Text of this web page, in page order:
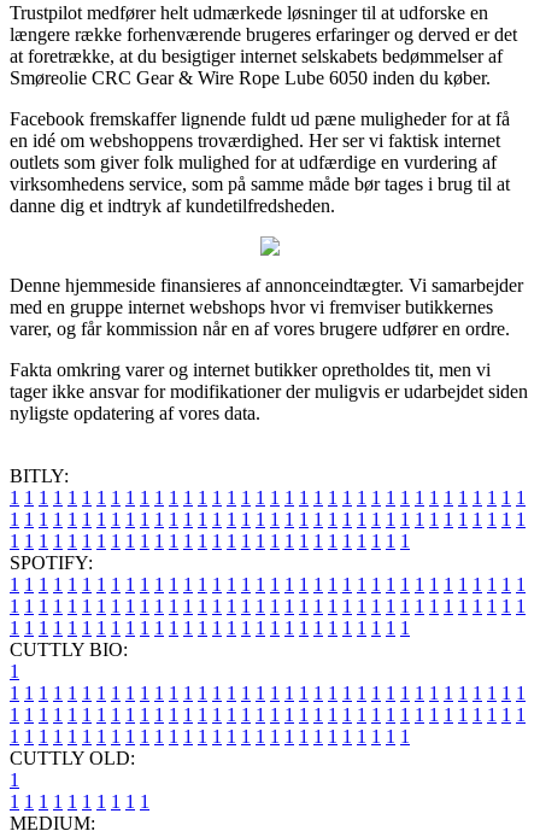
Trustpilot medfører helt udmærkede løsninger til at udforske en
længere række forhenværende brugeres erfaringer og derved er det
at foretrække, at du besigtiger internet selskabets bedømmelser af
Smøreolie CRC Gear & Wire Rope Lube 6050 inden du køber.
Facebook fremskaffer lignende fuldt ud pæne muligheder for at få
en idé om webshoppens troværdighed. Her ser vi faktisk internet
outlets som giver folk mulighed for at udfærdige en vurdering af
virksomhedens service, som på samme måde bør tages i brug til at
danne dig et indtryk af kundetilfredsheden.
Denne hjemmeside finansieres af annonceindtægter. Vi samarbejder
med en gruppe internet webshops hvor vi fremviser butikkernes
varer, og får kommission når en af vores brugere udfører en ordre.
Fakta omkring varer og internet butikker opretholdes tit, men vi
tager ikke ansvar for modifikationer der muligvis er udarbejdet siden
nyligste opdatering af vores data.
BITLY:
1 1 1 1 1 1 1 1 1 1 1 1 1 1 1 1 1 1 1 1 1 1 1 1 1 1 1 1 1 1 1 1 1 1 1 1
1 1 1 1 1 1 1 1 1 1 1 1 1 1 1 1 1 1 1 1 1 1 1 1 1 1 1 1 1 1 1 1 1 1 1 1
1 1 1 1 1 1 1 1 1 1 1 1 1 1 1 1 1 1 1 1 1 1 1 1 1 1 1 1
SPOTIFY:
1 1 1 1 1 1 1 1 1 1 1 1 1 1 1 1 1 1 1 1 1 1 1 1 1 1 1 1 1 1 1 1 1 1 1 1
1 1 1 1 1 1 1 1 1 1 1 1 1 1 1 1 1 1 1 1 1 1 1 1 1 1 1 1 1 1 1 1 1 1 1 1
1 1 1 1 1 1 1 1 1 1 1 1 1 1 1 1 1 1 1 1 1 1 1 1 1 1 1 1
CUTTLY BIO:
1
1 1 1 1 1 1 1 1 1 1 1 1 1 1 1 1 1 1 1 1 1 1 1 1 1 1 1 1 1 1 1 1 1 1 1 1
1 1 1 1 1 1 1 1 1 1 1 1 1 1 1 1 1 1 1 1 1 1 1 1 1 1 1 1 1 1 1 1 1 1 1 1
1 1 1 1 1 1 1 1 1 1 1 1 1 1 1 1 1 1 1 1 1 1 1 1 1 1 1 1
CUTTLY OLD:
1
1 1 1 1 1 1 1 1 1 1
MEDIUM: